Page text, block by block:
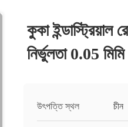
কুকা
নির্ভুলতা 0.05 মিমি
উৎপত্তি স্থল চীন